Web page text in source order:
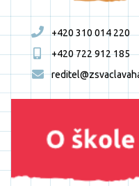
+420 310 014 220
+420 722 912 185